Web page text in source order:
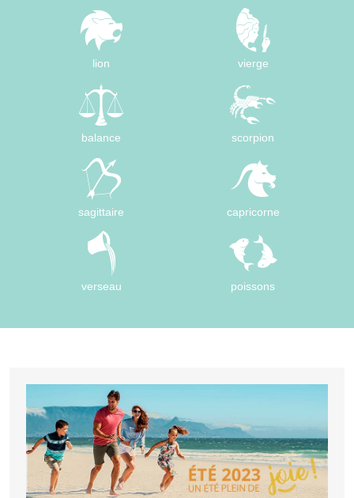
lion vierge
balance scorpion
sagittaire capricorne
verseau poissons